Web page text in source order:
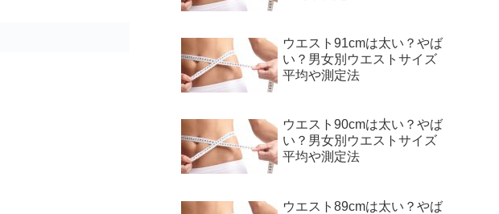
ウエスト91cmは太い？やば
い？男女別ウエストサイズ
平均や測定法
ウエスト90cmは太い？やば
い？男女別ウエストサイズ
平均や測定法
ウエスト89cmは太い？やば